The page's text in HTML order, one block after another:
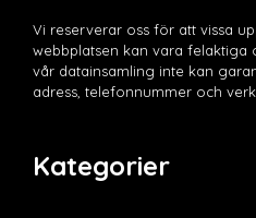
Vi reserverar oss för att vissa
webbplatsen kan vara felaktiga
vår datainsamling inte kan
adress, telefonnummer och
Kategorier